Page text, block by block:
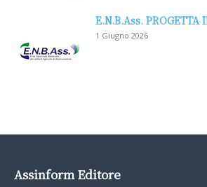
E.N.B.Ass. PROGETTA
1 Giugno 2026
Assinform Editore